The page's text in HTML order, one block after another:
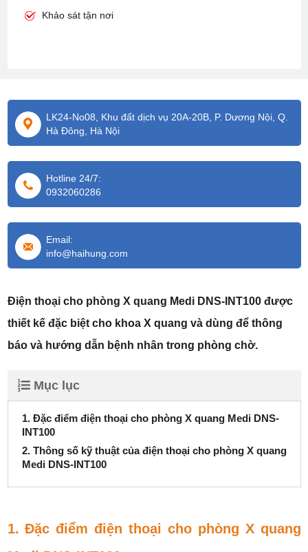
Khảo sát tận nơi
LK24-No08, Khu đất dịch vụ 20A-20B, P. Dương Nội, Q.
Hà Đông, Hà Nội
Hotline 24/7:
0932060286
Email:
info@haihung.com
Điện thoại cho phòng X quang Medi DNS-INT100 được
thiết kế đặc biệt cho khoa X quang và dùng để thông
báo và hướng dẫn bệnh nhân trong phòng chờ.
Mục lục
1. Đặc điểm điện thoại cho phòng X quang Medi DNS-
INT100
2. Thông số kỹ thuật của điện thoại cho phòng X quang
Medi DNS-INT100
1. Đặc điểm điện thoại cho phòng X quang